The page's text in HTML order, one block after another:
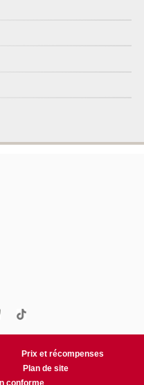
Prix et récompenses
Plan de site
conforme